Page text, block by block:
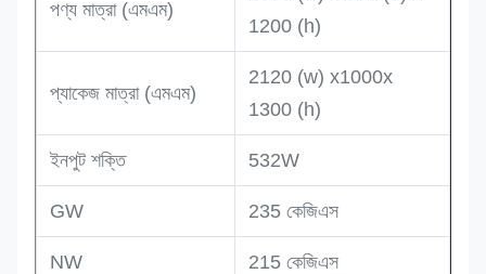
পণ্য মাত্রা (এমএম)
1200 (h)
প্যাকেজ মাত্রা (এমএম)
2120 (w) x1000x
1300 (h)
ইনপুট শক্তি 532W
GW 235 কেজিএস
NW 215 কেজিএস